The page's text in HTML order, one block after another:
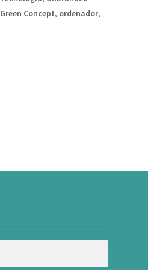
Green Concept, ordenador,